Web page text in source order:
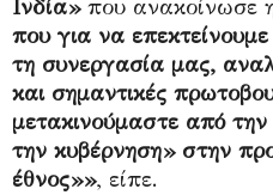
Ινδία» που ανακοίνωσε
που για να
τη συνεργασία μας,
και σημαντικές
μετακινούμαστε από
την κυβέρνηση» στην
έθνος»», είπε.